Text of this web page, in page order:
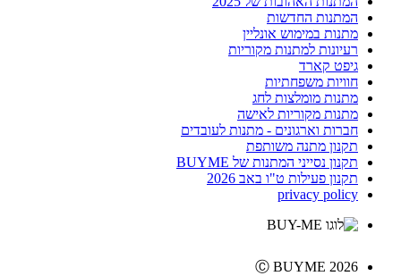
המתנות החדשות
מתנות במימוש אונליין
רעיונות למתנות מקוריות
גיפט קארד
חוויות משפחתיות
מתנות מומלצות לחג
מתנות מקוריות לאישה
חברות וארגונים - מתנות לעובדים
תקנון מתנה משותפת
תקנון נסייני המתנות של BUYME
תקנון פעילות ט"ו באב 2026
privacy policy
Ⓒ BUYME 2026